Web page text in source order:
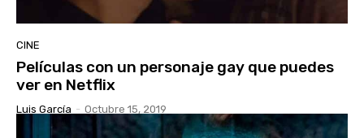
CINE
Películas con un personaje gay que puedes
ver en Netflix
Luis García - Octubre 15, 2019